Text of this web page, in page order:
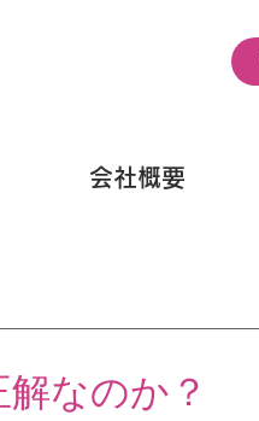
会社概要
なのか？